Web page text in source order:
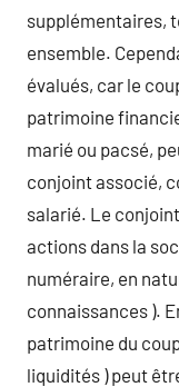
supplémentaires,
ensemble.
évalués, car le
patrimoine
marié ou pacsé,
conjoint associé,
salarié. Le
actions dans la
numéraire, en
connaissances ).
patrimoine du
liquidités ) peut